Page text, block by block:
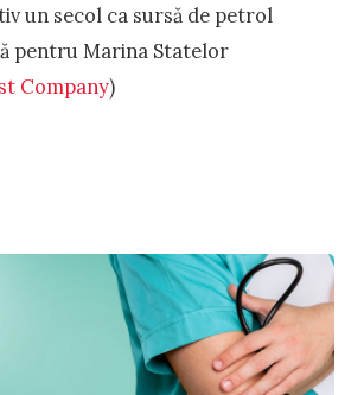
un secol ca sursă de petrol
pentru Marina Statelor
Company)